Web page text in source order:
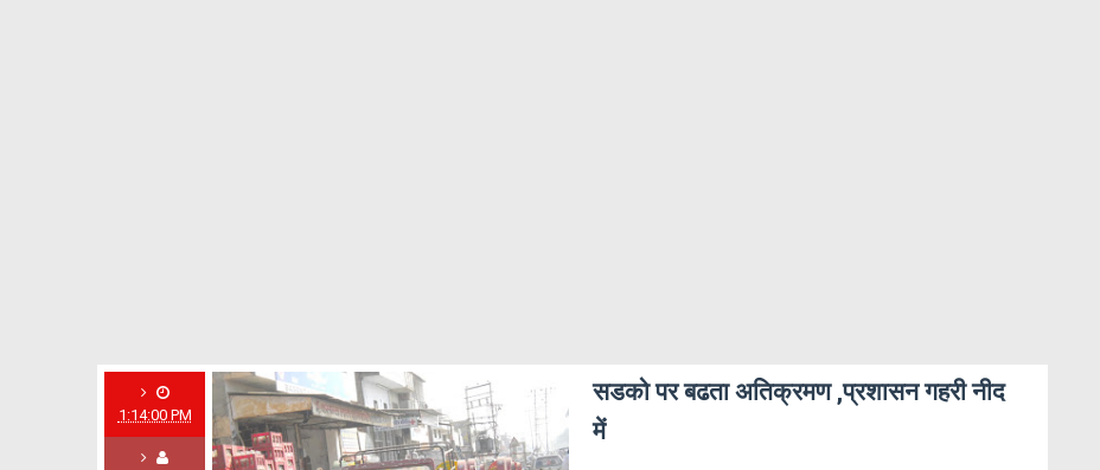
1:14:00 PM
सडको पर बढता अतिक्रमण ,प्रशासन गहरी नीद
में